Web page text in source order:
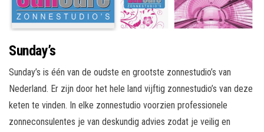
Sunday’s
Sunday’s is één van de oudste en grootste zonnestudio’s van
Nederland. Er zijn door het hele land vijftig zonnestudio’s van deze
keten te vinden. In elke zonnestudio voorzien professionele
zonneconsulentes je van deskundig advies zodat je veilig en